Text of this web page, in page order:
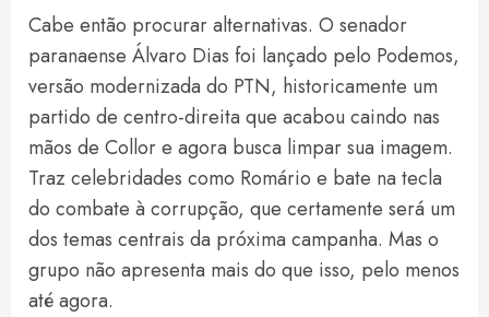
Cabe então procurar alternativas. O senador
paranaense Álvaro Dias foi lançado pelo Podemos,
versão modernizada do PTN, historicamente um
partido de centro-direita que acabou caindo nas
mãos de Collor e agora busca limpar sua imagem.
Traz celebridades como Romário e bate na tecla
do combate à corrupção, que certamente será um
dos temas centrais da próxima campanha. Mas o
grupo não apresenta mais do que isso, pelo menos
até agora.